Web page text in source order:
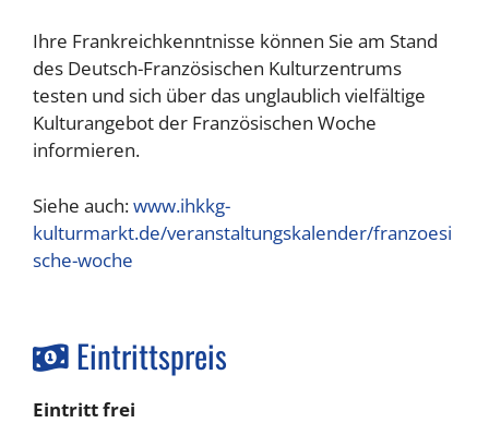
Ihre Frankreichkenntnisse können Sie am Stand
des Deutsch-Französischen Kulturzentrums
testen und sich über das unglaublich vielfältige
Kulturangebot der Französischen Woche
informieren.
Siehe auch:www.ihkkg-
kulturmarkt.de/veranstaltungskalender/franzoesi
sche-woche
Eintrittspreis
Eintritt frei